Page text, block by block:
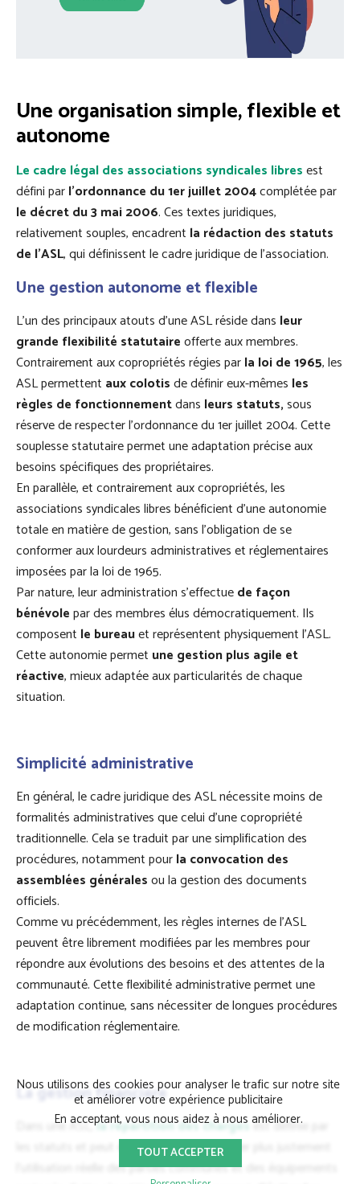
Une organisation simple, flexible et
autonome
Le cadre légal des associations syndicales libresest
défini parl’ordonnance du 1er juillet 2004complétée par
le décret du 3 mai 2006. Ces textes juridiques,
relativement souples, encadrent la rédaction des statuts
de l’ASL, qui définissent le cadre juridique de l’association.
Une gestion autonome et flexible
L'un des principaux atouts d'une ASL réside dans leur
grande flexibilité statutaireofferte aux membres.
Contrairement aux copropriétés régies parla loi de 1965, les
ASL permettent aux colotisde définir eux-mêmes les
règles de fonctionnementdans leurs statuts,sous
réserve de respecter l’ordonnance du 1er juillet 2004. Cette
souplesse statutaire permet une adaptation précise aux
besoins spécifiques des propriétaires.
En parallèle, et contrairement aux copropriétés, les
associations syndicales libres bénéficient d'une autonomie
totale en matière de gestion, sans l'obligation de se
conformer aux lourdeurs administratives et réglementaires
imposées par la loi de 1965.
Par nature, leur administration s’effectuede façon
bénévolepar des membres élus démocratiquement. Ils
composent le bureauet représentent physiquement l’ASL.
Cette autonomie permet une gestion plus agile et
réactive, mieux adaptée aux particularités de chaque
situation.
Simplicité administrative
En général, le cadre juridique des ASL nécessite moins de
formalités administratives que celui d’une copropriété
traditionnelle. Cela se traduit par une simplification des
procédures, notamment pourla convocation des
assemblées généralesou la gestion des documents
officiels.
Comme vu précédemment, les règles internes de l'ASL
peuvent être librement modifiées par les membres pour
répondre aux évolutions des besoins et des attentes de la
communauté. Cette flexibilité administrative permet une
adaptation continue, sans nécessiter de longues procédures
de modification réglementaire.
La gestion financière
Dans une ASL,la répartition des chargesest définie par
les statuts et peut être ajustée pour refléter plus justement
l’utilisation réelle des parties communes et des équipements
Nous utilisons des cookies pour analyser le trafic sur notre site
et améliorer votre expérience publicitaire
En acceptant, vous nous aidez à nous améliorer.
TOUT ACCEPTER